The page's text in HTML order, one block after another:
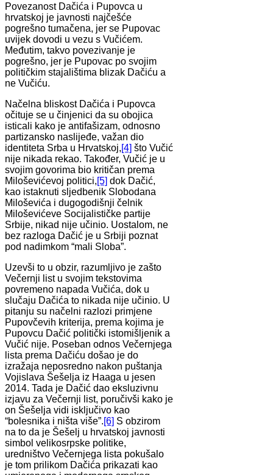
Povezanost Dačića i Pupovca u
hrvatskoj je javnosti najčešće
pogrešno tumačena, jer se Pupovac
uvijek dovodi u vezu s Vučićem.
Međutim, takvo povezivanje je
pogrešno, jer je Pupovac po svojim
političkim stajalištima blizak Dačiću a
ne Vučiću.
Načelna bliskost Dačića i Pupovca
očituje se u činjenici da su obojica
isticali kako je antifašizam, odnosno
partizansko naslijeđe, važan dio
identiteta Srba u Hrvatskoj,[4] što Vučić
nije nikada rekao. Također, Vučić je u
svojim govorima bio kritičan prema
Miloševićevoj politici,[5] dok Dačić,
kao istaknuti sljedbenik Slobodana
Miloševića i dugogodišnji čelnik
Miloševićeve Socijalističke partije
Srbije, nikad nije učinio. Uostalom, ne
bez razloga Dačić je u Srbiji poznat
pod nadimkom “mali Sloba”.
Uzevši to u obzir, razumljivo je zašto
Večernji list u svojim tekstovima
povremeno napada Vučića, dok u
slučaju Dačića to nikada nije učinio. U
pitanju su načelni razlozi primjene
Pupovčevih kriterija, prema kojima je
Pupovcu Dačić politički istomišljenik a
Vučić nije. Poseban odnos Večernjega
lista prema Dačiću došao je do
izražaja neposredno nakon puštanja
Vojislava Šešelja iz Haaga u jesen
2014. Tada je Dačić dao eksluzivnu
izjavu za Večernji list, poručivši kako je
on Šešelja vidi isključivo kao
“bolesnika i ništa više”.[6] S obzirom
na to da je Šešelj u hrvatskoj javnosti
simbol velikosrpske politike,
uredništvo Večernjega lista pokušalo
je tom prilikom Dačića prikazati kao